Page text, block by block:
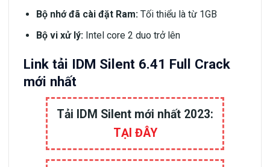
Bộ nhớ đã cài đặt Ram:Tối thiểu là từ 1GB
Bộ vi xử lý:Intel core 2 duo trở lên
Link tải IDM Silent 6.41 Full Crack
mới nhất
Tải IDM Silent mới nhất 2023:
TẠI ĐÂY